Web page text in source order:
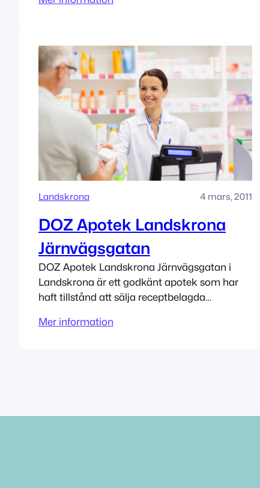
Adress Drottninggatan 31 261 31 Landskrona
Landskrona 4 mars, 2011
DOZ Apotek Landskrona
Järnvägsgatan
DOZ Apotek Landskrona Järnvägsgatan i
Landskrona är ett godkänt apotek som har
haft tillstånd att sälja receptbelagda
Järnsvägsgatan 12 26132 Landskrona
Mer information